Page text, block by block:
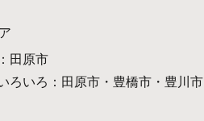
田原市
ろいろ：田原市・豊橋市・豊川市